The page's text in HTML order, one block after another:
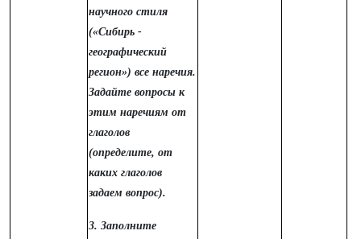
научного стиля
(«Сибирь -
географический
регион») все наречия.
Задайте вопросы к
этим наречиям от
глаголов
(определите, от
каких глаголов
задаем вопрос).
3. Заполните